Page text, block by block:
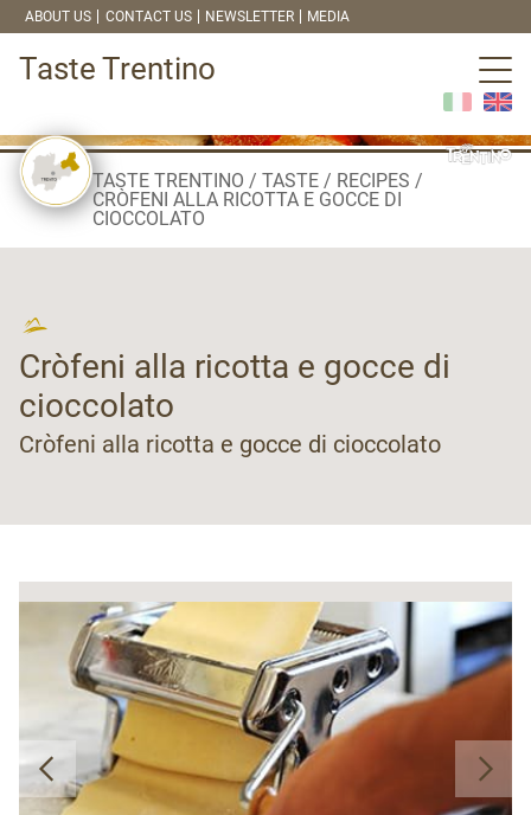
ABOUT US CONTACT US NEWSLETTER MEDIA
Taste Trentino
TASTE TRENTINO TASTE
RECIPES
CRÒFENI ALLA RICOTTA E GOCCE DI
CIOCCOLATO
Cròfeni alla ricotta e gocce di
cioccolato
Cròfeni alla ricotta e gocce di cioccolato